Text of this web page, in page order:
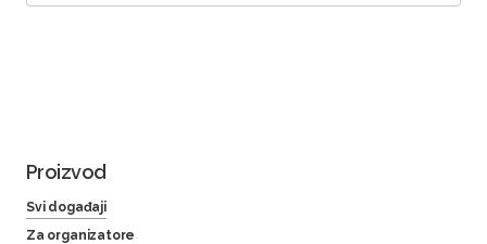
Proizvod
Svi događaji
Za organizatore